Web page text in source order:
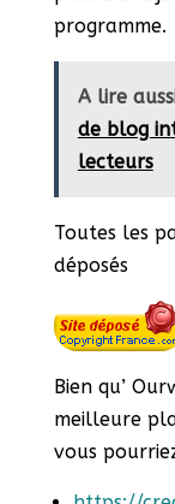
programme.
A lire
de blog
lecteurs
Toutes les
déposés
Bien qu’
meilleure
vous